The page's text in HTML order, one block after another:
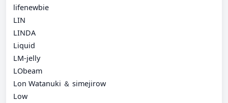
lifenewbie
LIN
LINDA
Liquid
LM-jelly
LObeam
Lon Watanuki ＆ simejirow
Low